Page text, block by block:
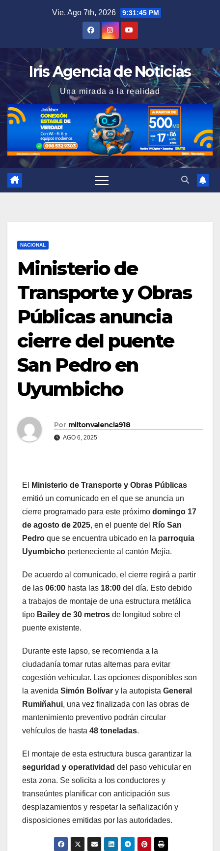
Vie. Ago 7th, 2026 9:31:46 PM
Iris Agencia de Noticias
Una mirada a la realidad
NACIONAL
Ministerio de
Transporte y Obras
Públicas anuncia
cierre del puente
San Pedro en
Uyumbicho
Por miltonvalencia918
AGO 6, 2025
El
Ministerio de Transporte y Obras Públicas
emitió un comunicado en el que se anuncia un
cierre programado para este próximo domingo 17
de agosto de 2025, en el puente del
Río San
Pedro que se encuentra ubicado en la parroquia
Uyumbicho perteneciente al cantón Mejía.
De acuerdo al comunicado, el cierre regirá a partir
de las 06:00 hasta las 18:00 del día. Esto debido
a trabajos de montaje de una estructura metálica
tipo Bailey de 30 metros de longitud sobre el
puente existente.
Durante este lapso, se recomienda a la
ciudadanía tomar rutas alternas para evitar
cogestión vehicular. Las opciones disponibles son
la avenida Simón Bolívar y la autopista General
Rumiñahui, una vez finalizada con las obras de
mantenimiento preventivo podrán circular
vehículos de hasta 48 toneladas.
El montaje de esta estructura busca garantizar la
seguridad y operatividad del paso vehicular en
esta zona. Se solicita a los conductores y
transeúntes planificar con anticipación sus
desplazamientos y respetar la señalización y
disposiciones emitidas por las autoridades.